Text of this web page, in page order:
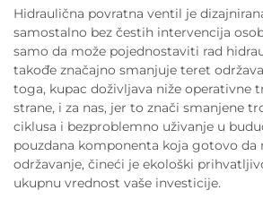
Hidraulična povratna ventil je
samostalno bez čestih intervencija
samo da može pojednostaviti rad
takođe značajno smanjuje teret
toga, kupac doživljava niže operativne
strane, i za nas, jer to znači smanjene
ciklusa i bezproblemno uživanje u
pouzdana komponenta koja gotovo da
održavanje, čineći je ekološki
ukupnu vrednost vaše investicije.